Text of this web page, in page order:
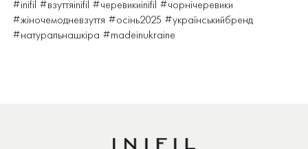
#inifil #взуттяinifil #черевикиinifil #чорнічеревики
#жіночемодневзуття #осінь2025 #українськийбренд
#натуральнашкіра #madeinukraine